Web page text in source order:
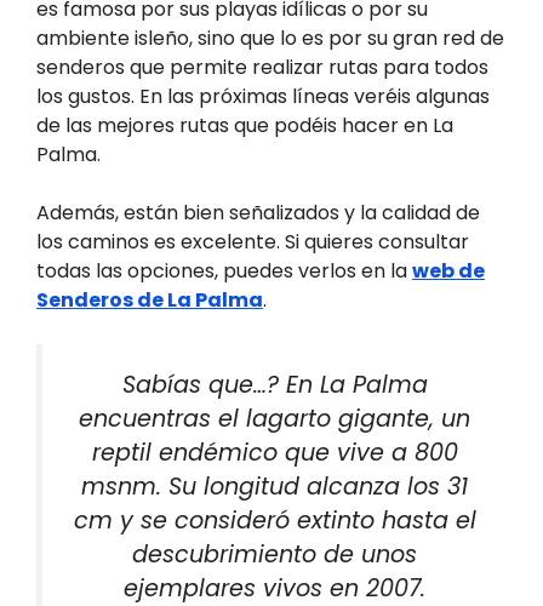
es famosa por sus playas idílicas o por su
ambiente isleño, sino que lo es por su gran red de
senderos que permite realizar rutas para todos
los gustos. En las próximas líneas veréis algunas
de las mejores rutas que podéis hacer en La
Palma.
Además, están bien señalizados y la calidad de
los caminos es excelente. Si quieres consultar
todas las opciones, puedes verlos en laweb de
Senderos de La Palma.
Sabías que…? En La Palma
encuentras el lagarto gigante, un
reptil endémico que vive a 800
msnm. Su longitud alcanza los 31
cm y se consideró extinto hasta el
descubrimiento de unos
ejemplares vivos en 2007.